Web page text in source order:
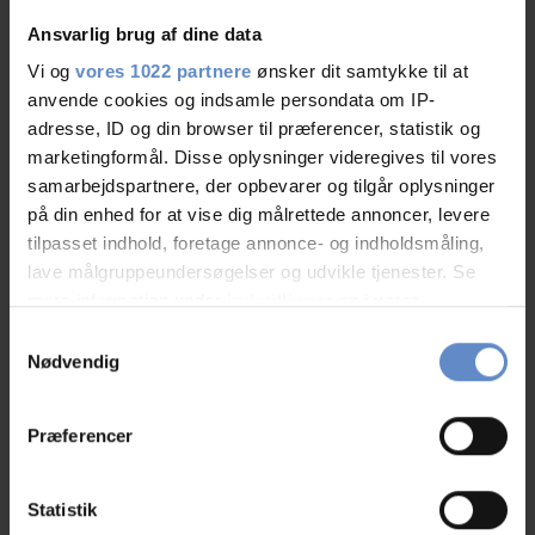
Ansvarlig brug af dine data
Vi og vores 1022 partnere ønsker dit samtykke til at
anvende cookies og indsamle persondata om IP-
adresse, ID og din browser til præferencer, statistik og
marketingformål. Disse oplysninger videregives til vores
samarbejdspartnere, der opbevarer og tilgår oplysninger
på din enhed for at vise dig målrettede annoncer, levere
tilpasset indhold, foretage annonce- og indholdsmåling,
lave målgruppeundersøgelser og udvikle tjenester. Se
tilbage eller ændre indstillinger fra vores
"Cookiedeklaration", eller ved at trykke på "Privacy
Indsamle præcise oplysninger om din placering,
Nødvendig
Præferencer
Statistik
key experience for this your summer. Our family visting
Tomáš Kočí, Prague
Morten
Family with children, DK
03.Aug.2026
Kan absolut ikke klage til prisen. Brusehovedet kunne
hylderne, men derudover var det rigtig fint og rent.